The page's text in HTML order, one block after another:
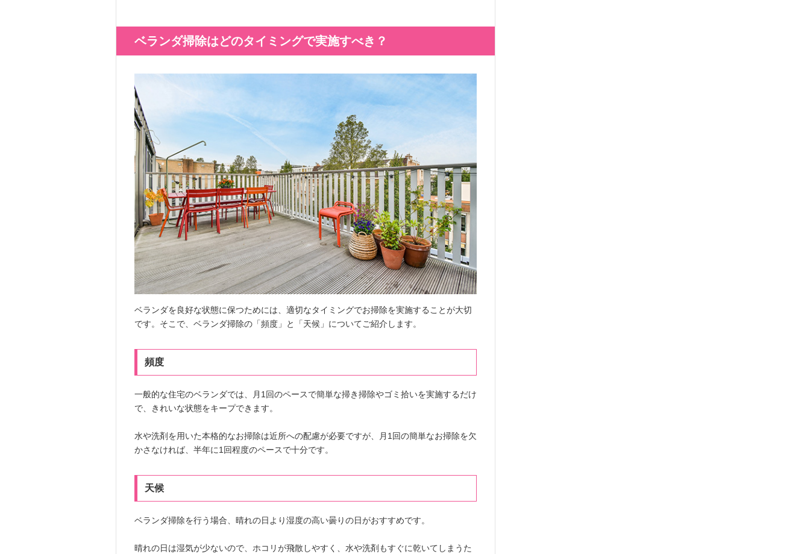
ベランダ掃除はどのタイミングで実施すべき？
ベランダを良好な状態に保つためには、適切なタイミングでお掃除を実施することが大切
です。そこで、ベランダ掃除の「頻度」と「天候」についてご紹介します。
頻度
一般的な住宅のベランダでは、月1回のペースで簡単な掃き掃除やゴミ拾いを実施するだけ
で、きれいな状態をキープできます。
水や洗剤を用いた本格的なお掃除は近所への配慮が必要ですが、月1回の簡単なお掃除を欠
かさなければ、半年に1回程度のペースで十分です。
天候
ベランダ掃除を行う場合、晴れの日より湿度の高い曇りの日がおすすめです。
晴れの日は湿気が少ないので、ホコリが飛散しやすく、水や洗剤もすぐに乾いてしまうた